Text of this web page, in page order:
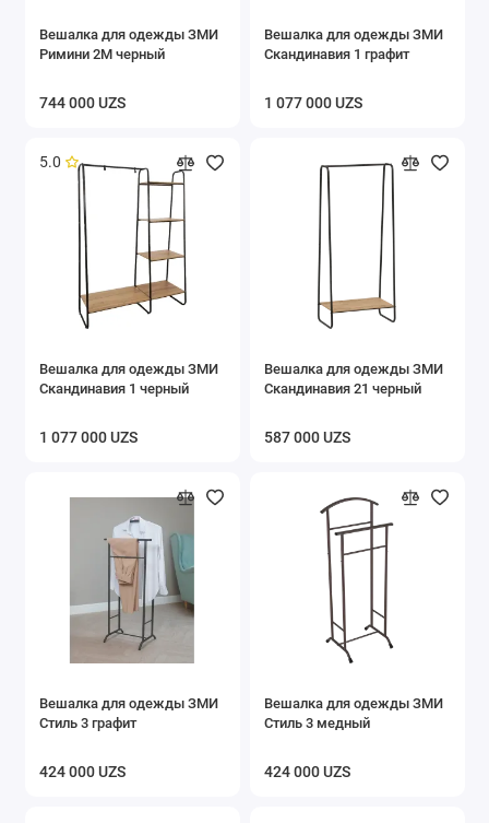
Вешалка для одежды ЗМИ
Римини 2М черный
744 000 UZS
Вешалка для одежды ЗМИ
Скандинавия 1 графит
1 077 000 UZS
5.0
Вешалка для одежды ЗМИ
Скандинавия 1 черный
1 077 000 UZS
Вешалка для одежды ЗМИ
Скандинавия 21 черный
587 000 UZS
Вешалка для одежды ЗМИ
Стиль 3 графит
424 000 UZS
Вешалка для одежды ЗМИ
Стиль 3 медный
424 000 UZS